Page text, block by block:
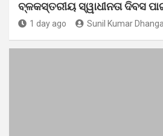
ବ୍ଳକସ୍ତରୀୟ ସ୍ୱାଧୀନତା ଦିବସ
1 day ago Sunil Kumar